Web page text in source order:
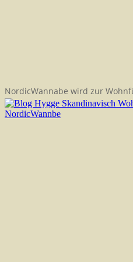
NordicWannabe wird zur